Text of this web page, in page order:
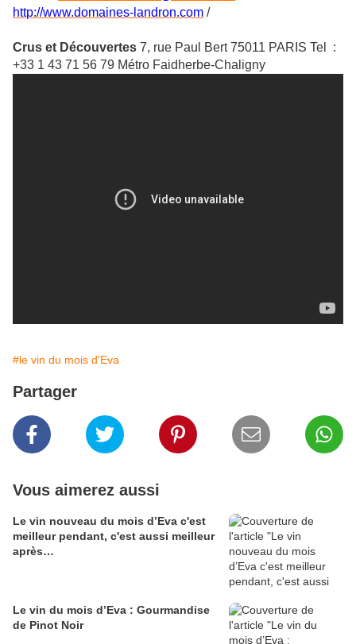
http://www.domaines-landron.com /
Crus et Découvertes 7, rue Paul Bert 75011 PARIS Tel :
+33 1 43 71 56 79 Métro Faidherbe-Chaligny
#le vin du mois d'Eva
Partager
Vous aimerez aussi
Le vin nouveau du mois d’Eva c'est
meilleur pendant, c'est aussi meilleur
après…
Le vin du mois d’Eva : Gourmandise
de Pinot Noir